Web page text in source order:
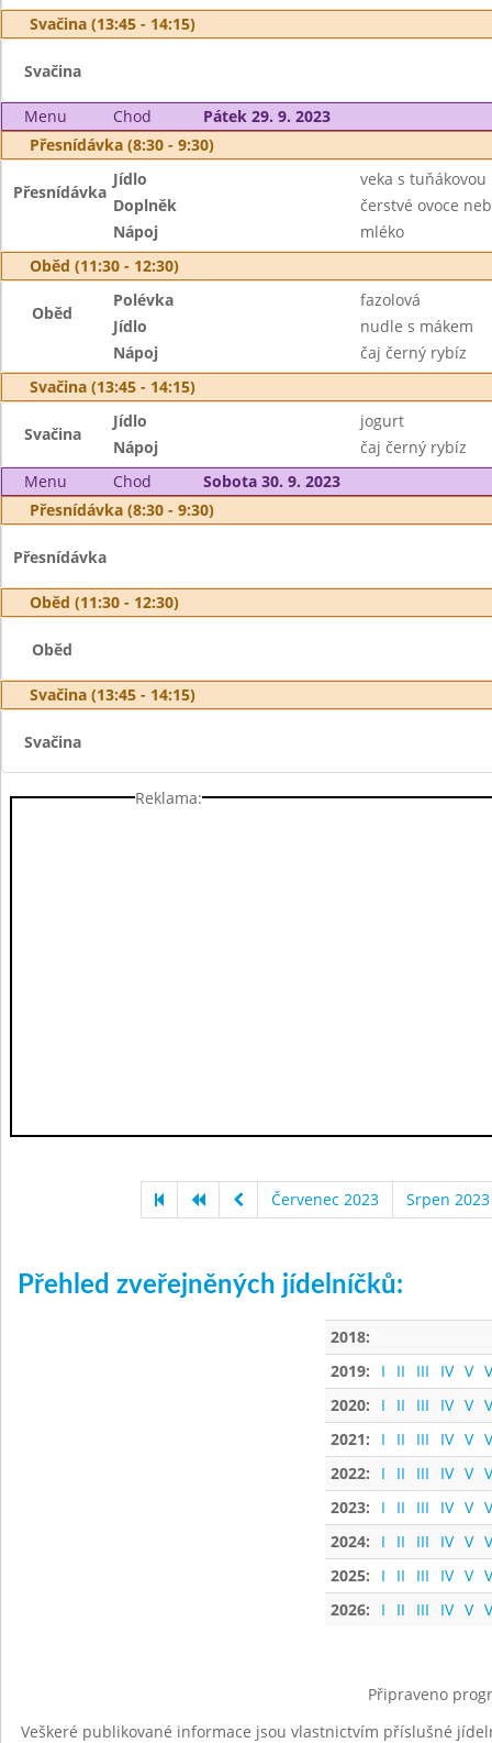
Svačina (13:45 - 14:15)
Svačina
Menu Chod
Pátek 29. 9. 2023
Přesnídávka (8:30 - 9:30)
Přesnídávka
Jídlo
veka s
Doplněk
čerstvé ovoce
Nápoj
mléko
Oběd (11:30 - 12:30)
Oběd
Polévka
fazolová
Jídlo
nudle s mákem
Nápoj
čaj černý rybíz
Svačina (13:45 - 14:15)
Svačina
Jídlo
jogurt
Nápoj
čaj černý rybíz
Menu
Chod
Sobota 30. 9. 2023
Přesnídávka (8:30 - 9:30)
Přesnídávka
Oběd (11:30 - 12:30)
Oběd
Svačina (13:45 - 14:15)
Svačina
Reklama:
Červenec 2023 Srpen 2023
Přehled zveřejněných jídelníčků:
2018:
2019:
I II III IV V
2020:
I II III IV V
2021:
I II III IV V
2022:
I II III IV V
2023:
I II III IV V
2024:
I II III IV V
2025:
I II III IV V
2026:
I II III IV V
Připraveno
Veškeré publikované informace jsou vlastnictvím příslušné